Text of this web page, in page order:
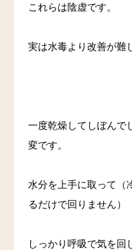
これらは陰虚です。
実は水毒より改善が難
一度乾燥してしぼんで
変です。
水分を上手に取って（
るだけで回りません）
しっかり呼吸で気を回